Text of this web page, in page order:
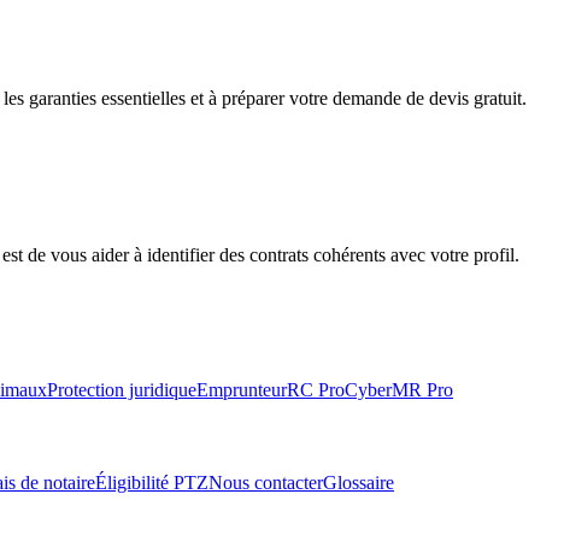
garanties essentielles et à préparer votre demande de devis gratuit.
de vous aider à identifier des contrats cohérents avec votre profil.
Protection juridiqueEmprunteurRC ProCyberMR Pro
de notaireÉligibilité PTZNous contacterGlossaire